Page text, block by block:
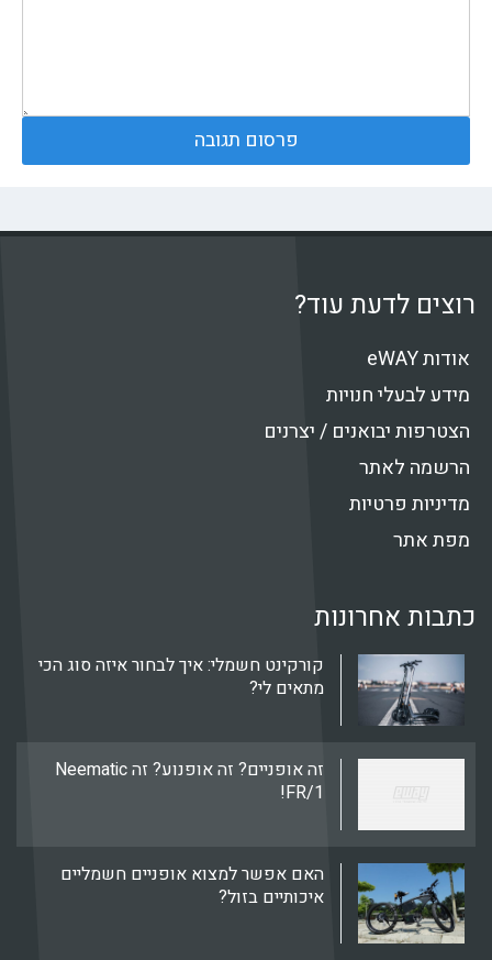
רוצים לדעת עוד?
אודות eWAY
מידע לבעלי חנויות
הצטרפות יבואנים / יצרנים
הרשמה לאתר
מדיניות פרטיות
מפת אתר
כתבות אחרונות
קורקינט חשמלי: איך לבחור איזה סוג הכי
מתאים לי?
זה אופניים? זה אופנוע? זה Neematic
FR/1!
האם אפשר למצוא אופניים חשמליים
איכותיים בזול?